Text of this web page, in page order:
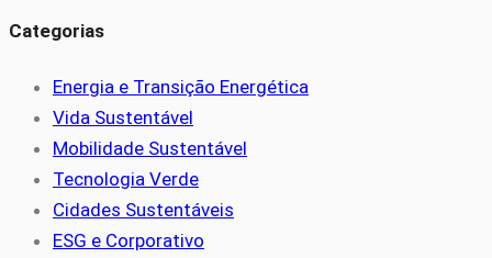
Categorias
Energia e Transição Energética
Vida Sustentável
Mobilidade Sustentável
Tecnologia Verde
Cidades Sustentáveis
ESG e Corporativo